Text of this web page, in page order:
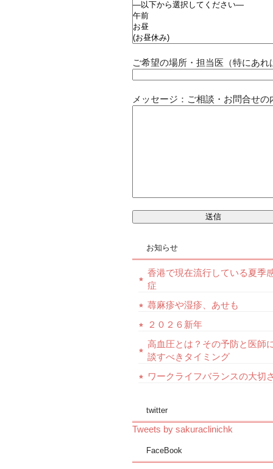
ご希望の場所・担当医（特にあれ
メッセージ：ご相談・お問合せの
お知らせ
香港で現在流行している夏季
症
蕁麻疹や湿疹、あせも
２０２６新年
高血圧とは？その予防と医師
談すべきタイミング
ワークライフバランスの大切さ
twitter
Tweets by sakuraclinichk
FaceBook